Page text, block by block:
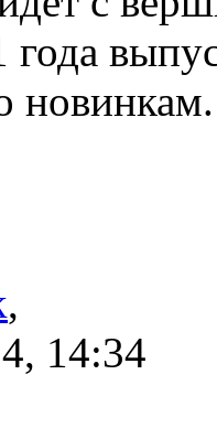
новинкам.
,
14:34